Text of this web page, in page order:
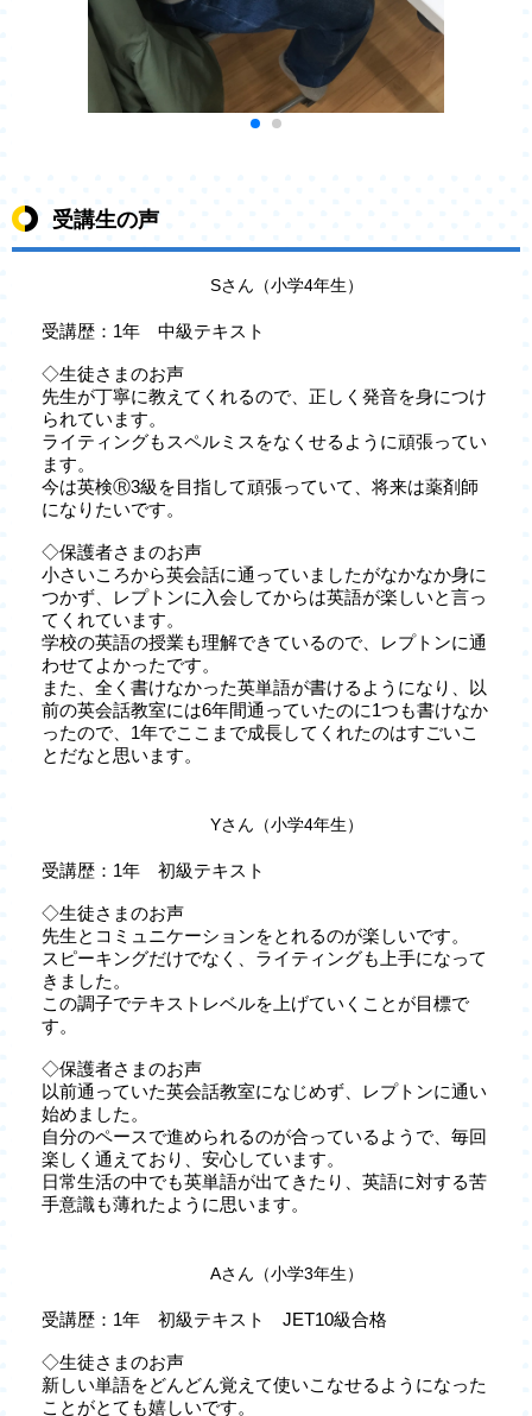
受講生の声
Sさん（小学4年生）
受講歴：1年 中級テキスト
◇生徒さまのお声
先生が丁寧に教えてくれるので、正しく発音を身につけ
られています。
ライティングもスペルミスをなくせるように頑張ってい
ます。
今は英検Ⓡ3級を目指して頑張っていて、将来は薬剤師
になりたいです。
◇保護者さまのお声
小さいころから英会話に通っていましたがなかなか身に
つかず、レプトンに入会してからは英語が楽しいと言っ
てくれています。
学校の英語の授業も理解できているので、レプトンに通
わせてよかったです。
また、全く書けなかった英単語が書けるようになり、以
前の英会話教室には6年間通っていたのに1つも書けなか
ったので、1年でここまで成長してくれたのはすごいこ
とだなと思います。
Yさん（小学4年生）
受講歴：1年 初級テキスト
◇生徒さまのお声
先生とコミュニケーションをとれるのが楽しいです。
スピーキングだけでなく、ライティングも上手になって
きました。
この調子でテキストレベルを上げていくことが目標で
す。
◇保護者さまのお声
以前通っていた英会話教室になじめず、レプトンに通い
始めました。
自分のペースで進められるのが合っているようで、毎回
楽しく通えており、安心しています。
日常生活の中でも英単語が出てきたり、英語に対する苦
手意識も薄れたように思います。
Aさん（小学3年生）
受講歴：1年 初級テキスト JET10級合格
◇生徒さまのお声
新しい単語をどんどん覚えて使いこなせるようになった
ことがとても嬉しいです。